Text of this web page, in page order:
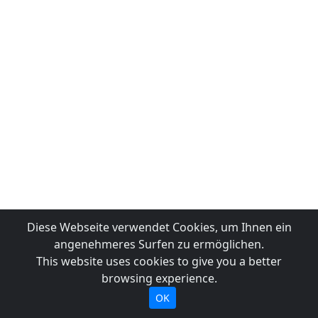
Diese Webseite verwendet Cookies, um Ihnen ein
angenehmeres Surfen zu ermöglichen.
This website uses cookies to give you a better
browsing experience.
OK